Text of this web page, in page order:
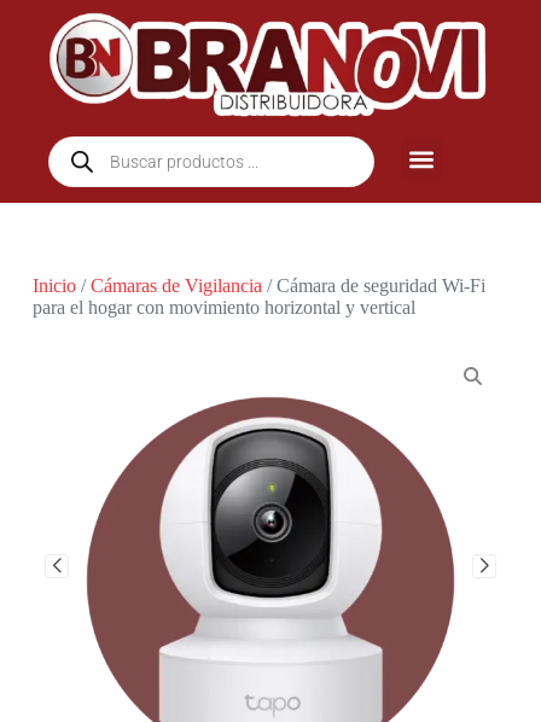
Inicio/Cámaras de Vigilancia / Cámara de seguridad Wi-Fi
para el hogar con movimiento horizontal y vertical